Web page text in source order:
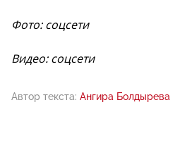
Фото: соцсети
Видео: соцсети
Автор текста: Ангира Болдырева